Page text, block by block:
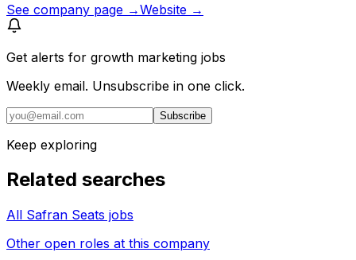
See company page →Website →
Get alerts for growth marketing jobs
Weekly email. Unsubscribe in one click.
Subscribe
Keep exploring
Related searches
All Safran Seats jobs
Other open roles at this company